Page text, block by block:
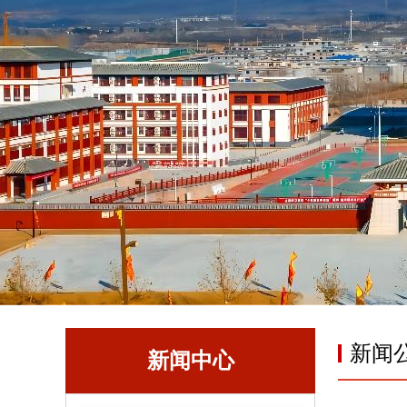
新闻中心 新闻